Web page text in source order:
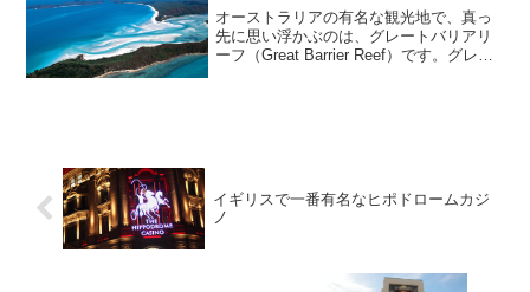
オーストラリアの有名な観光地で、真っ
先に思い浮かぶのは、グレートバリアリ
ーフ（Great Barrier Reef）です。グレー
イギリスで一番有名なヒポドロームカジ
ノ